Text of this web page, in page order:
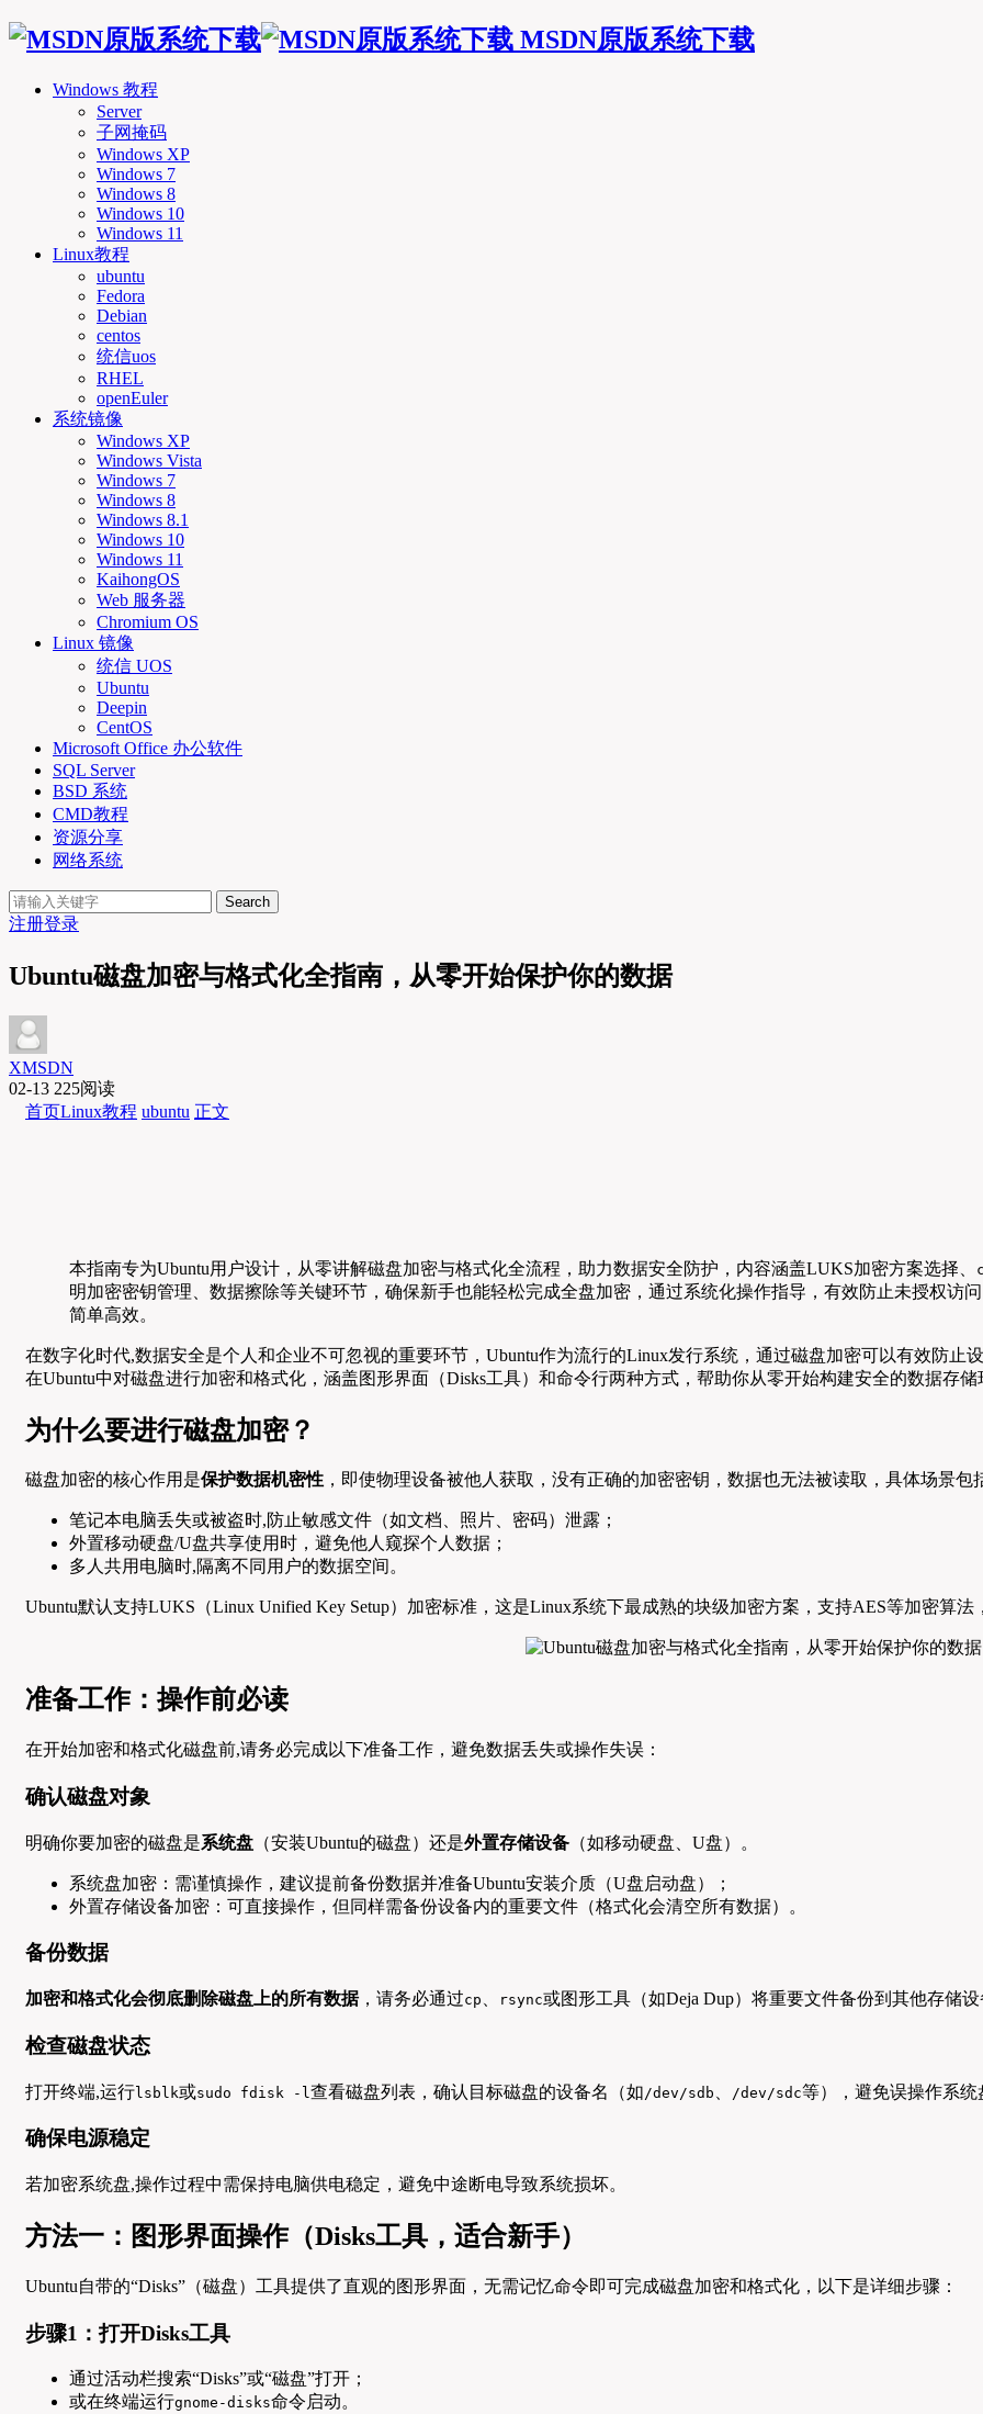
MSDN原版系统下载
Windows 教程
Server
子网掩码
Windows XP
Windows 7
Windows 8
Windows 10
Windows 11
Linux教程
ubuntu
Fedora
Debian
centos
统信uos
RHEL
openEuler
系统镜像
Windows XP
Windows Vista
Windows 7
Windows 8
Windows 8.1
Windows 10
Windows 11
KaihongOS
Web 服务器
Chromium OS
Linux 镜像
统信 UOS
Ubuntu
Deepin
CentOS
Microsoft Office 办公软件
SQL Server
BSD 系统
CMD教程
资源分享
网络系统
Search
注册登录
Ubuntu磁盘加密与格式化全指南，从零开始保护你的数据
XMSDN
02-13 225阅读
首页Linux教程 ubuntu 正文
本指南专为Ubuntu用户设计，从零讲解磁盘加密与格式化全流程，助力数据安全防护，内容涵盖LUKS加密方案选择、
明加密密钥管理、数据擦除等关键环节，确保新手也能轻松完成全盘加密，通过系统化操作指导，有效防止未授权访
简单高效。
在数字化时代,数据安全是个人和企业不可忽视的重要环节，Ubuntu作为流行的Linux发行系统，通过磁盘加密可以有效防
在Ubuntu中对磁盘进行加密和格式化，涵盖图形界面（Disks工具）和命令行两种方式，帮助你从零开始构建安全的数据存储
为什么要进行磁盘加密？
磁盘加密的核心作用是保护数据机密性 ，即使物理设备被他人获取，没有正确的加密密钥，数据也无法被读取，具体场景包
笔记本电脑丢失或被盗时,防止敏感文件（如文档、照片、密码）泄露；
外置移动硬盘/U盘共享使用时，避免他人窥探个人数据；
多人共用电脑时,隔离不同用户的数据空间。
Ubuntu默认支持LUKS（Linux Unified Key Setup）加密标准，这是Linux系统下最成熟的块级加密方案，支持AES等加密算
准备工作：操作前必读
在开始加密和格式化磁盘前,请务必完成以下准备工作，避免数据丢失或操作失误：
确认磁盘对象
明确你要加密的磁盘是系统盘 （安装Ubuntu的磁盘）还是外置存储设备 （如移动硬盘、U盘）。
系统盘加密：需谨慎操作，建议提前备份数据并准备Ubuntu安装介质（U盘启动盘）；
外置存储设备加密：可直接操作，但同样需备份设备内的重要文件（格式化会清空所有数据）。
备份数据
加密和格式化会彻底删除磁盘上的所有数据，请务必通过cp rsync或图形工具（如Deja Dup）将重要文件备份到其他存储
检查磁盘状态
打开终端,运行lsblk或sudo fdisk -l 查看磁盘列表，确认目标磁盘的设备名（如 /dev/sdb /dev/sdc等），避免误操作系统
确保电源稳定
若加密系统盘,操作过程中需保持电脑供电稳定，避免中途断电导致系统损坏。
方法一：图形界面操作（Disks工具，适合新手）
Ubuntu自带的“Disks”（磁盘）工具提供了直观的图形界面，无需记忆命令即可完成磁盘加密和格式化，以下是详细步骤：
步骤1：打开Disks工具
通过活动栏搜索“Disks”或“磁盘”打开；
或在终端运行gnome-disks命令启动。